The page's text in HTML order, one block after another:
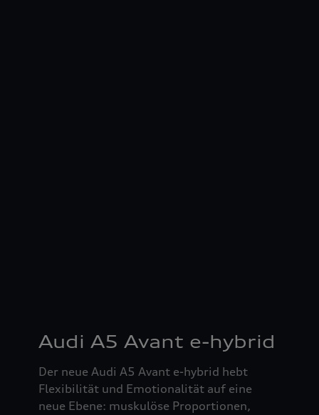
Audi A5 Avant e-hybrid
Der neue Audi A5 Avant e-hybrid hebt
Flexibilität und Emotionalität auf eine
neue Ebene: muskulöse Proportionen,